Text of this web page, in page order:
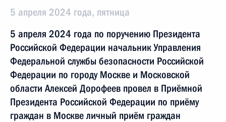
5 апреля 2024 года, пятница
5 апреля 2024 года по поручению Президента
Российской Федерации начальник Управления
Федеральной службы безопасности Российской
Федерации по городу Москве и Московской
области Алексей Дорофеев провел в Приёмной
Президента Российской Федерации по приёму
граждан в Москве личный приём граждан